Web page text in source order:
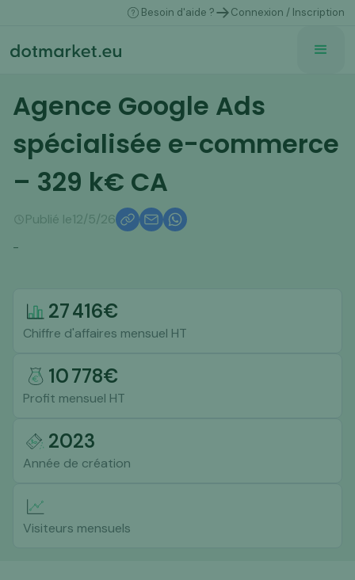
Besoin d'aide ? Connexion / Inscription
Agence Google Ads
spécialisée e-commerce
– 329 k€ CA
Publié le12/5/26
-
27 416€
Chiffre d'affaires mensuel HT
10 778€
Profit mensuel HT
2023
Année de création
Visiteurs mensuels